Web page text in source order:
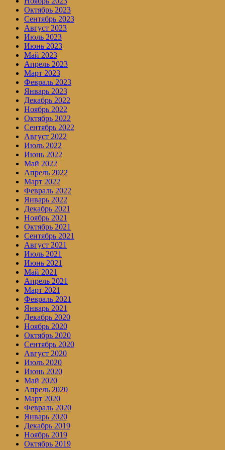
Октябрь 2023
Сентябрь 2023
Август 2023
Июль 2023
Июнь 2023
Май 2023
Апрель 2023
Март 2023
Февраль 2023
Январь 2023
Декабрь 2022
Ноябрь 2022
Октябрь 2022
Сентябрь 2022
Август 2022
Июль 2022
Июнь 2022
Май 2022
Апрель 2022
Март 2022
Февраль 2022
Январь 2022
Декабрь 2021
Ноябрь 2021
Октябрь 2021
Сентябрь 2021
Август 2021
Июль 2021
Июнь 2021
Май 2021
Апрель 2021
Март 2021
Февраль 2021
Январь 2021
Декабрь 2020
Ноябрь 2020
Октябрь 2020
Сентябрь 2020
Август 2020
Июль 2020
Июнь 2020
Май 2020
Апрель 2020
Март 2020
Февраль 2020
Январь 2020
Декабрь 2019
Ноябрь 2019
Октябрь 2019